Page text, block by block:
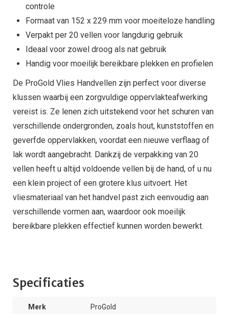
controle
Formaat van 152 x 229 mm voor moeiteloze handling
Verpakt per 20 vellen voor langdurig gebruik
Ideaal voor zowel droog als nat gebruik
Handig voor moeilijk bereikbare plekken en profielen
De ProGold Vlies Handvellen zijn perfect voor diverse
klussen waarbij een zorgvuldige oppervlakteafwerking
vereist is. Ze lenen zich uitstekend voor het schuren van
verschillende ondergronden, zoals hout, kunststoffen en
geverfde oppervlakken, voordat een nieuwe verflaag of
lak wordt aangebracht. Dankzij de verpakking van 20
vellen heeft u altijd voldoende vellen bij de hand, of u nu
een klein project of een grotere klus uitvoert. Het
vliesmateriaal van het handvel past zich eenvoudig aan
verschillende vormen aan, waardoor ook moeilijk
bereikbare plekken effectief kunnen worden bewerkt.
Specificaties
Merk ProGold